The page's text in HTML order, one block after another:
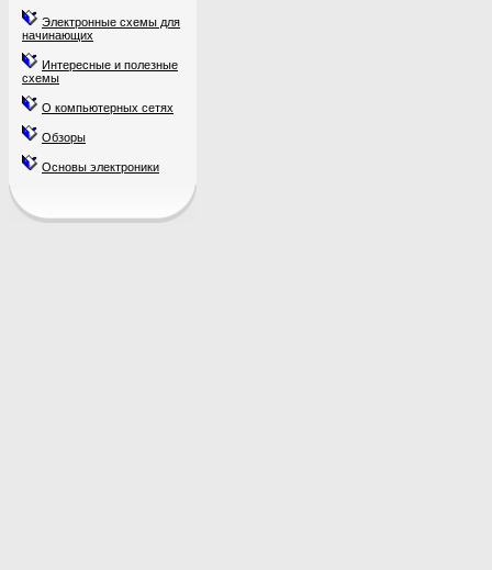
Электронные схемы для
начинающих
Интересные и полезные
схемы
О компьютерных сетях
Обзоры
Основы электроники